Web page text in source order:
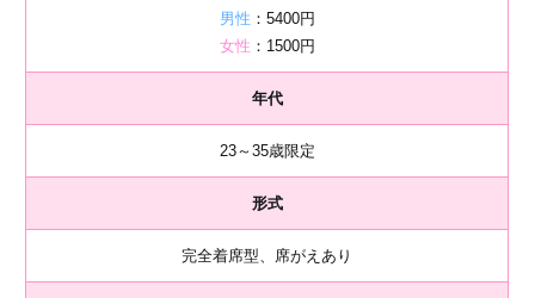
男性 ：5400円
女性 ：1500円
年代
23～35歳限定
形式
完全着席型、席がえあり